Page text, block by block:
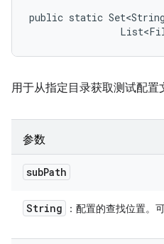
public static
用于从指定目录获取测试配置
参数
subPath
String ：配置的查找位置。